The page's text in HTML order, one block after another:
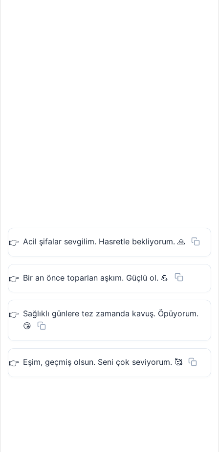
Acil şifalar sevgilim. Hasretle bekliyorum. 🙏
Bir an önce toparlan aşkım. Güçlü ol. 💪
Sağlıklı günlere tez zamanda kavuş. Öpüyorum.
😘
Eşim, geçmiş olsun. Seni çok seviyorum. 🥰